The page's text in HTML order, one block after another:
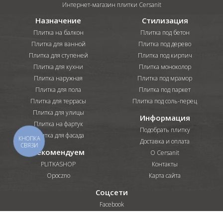
Интернет-магазин плитки Cersanit
Назначение
Плитка на балкон
Плитка для ванной
Плитка для ступеней
Плитка для кухни
Плитка наружная
Плитка для пола
Плитка для террасы
Плитка для улицы
Плитка на фартук
Плитка для фасада
Стилизация
Плитка под бетон
Плитка под дерево
Плитка под кирпич
Плитка моноколор
Плитка под мрамор
Плитка под паркет
Плитка под соль-перец
Информация
Подобрать плитку
Доставка и оплата
О Cersanit
Контакты
Карта сайта
Рекомендуем
PLITKASHOP
Opoczno
Соцсети
Facebook
КНОПКА
СВЯЗИ